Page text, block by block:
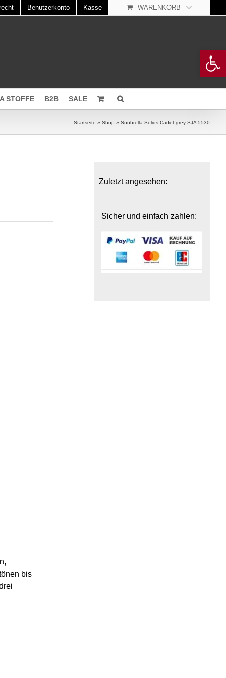
Benutzerkonto Kasse WARENKORB
STOFFE B2B SALE
Startseite » Shop » Sunbrella Solids Cadet grey SJA 5530
bis
Zuletzt angesehen:
Sicher und einfach zahlen: